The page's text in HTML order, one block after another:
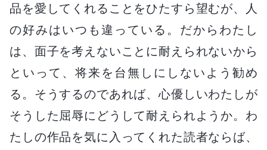
品を愛してくれることをひたすら望むが、人
の好みはいつも違っている。だからわたし
は、面子を考えないことに耐えられないから
といって、将来を台無しにしないよう勧め
る。そうするのであれば、心優しいわたしが
そうした屈辱にどうして耐えられようか。わ
たしの作品を気に入ってくれた読者ならば、